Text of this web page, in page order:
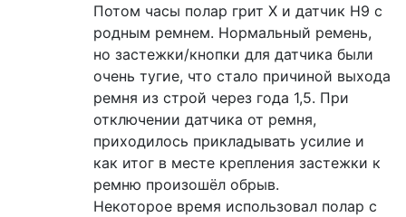
Потом часы полар грит Х и датчик Н9 с
родным ремнем. Нормальный ремень,
но застежки/кнопки для датчика были
очень тугие, что стало причиной выхода
ремня из строй через года 1,5. При
отключении датчика от ремня,
приходилось прикладывать усилие и
как итог в месте крепления застежки к
ремню произошёл обрыв.
Некоторое время использовал полар с